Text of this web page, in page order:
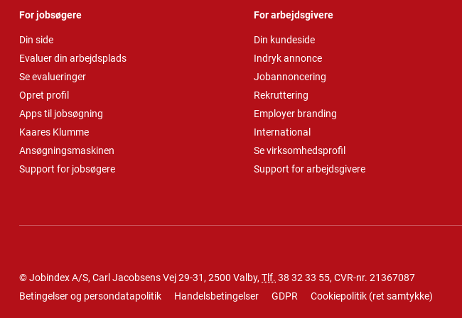
For jobsøgere
Din side
Evaluer din arbejdsplads
Se evalueringer
Opret profil
Apps til jobsøgning
Kaares Klumme
Ansøgningsmaskinen
Support for jobsøgere
For arbejdsgivere
Din kundeside
Indryk annonce
Jobannoncering
Rekruttering
Employer branding
International
Se virksomhedsprofil
Support for arbejdsgivere
© Jobindex A/S, Carl Jacobsens Vej 29-31, 2500 Valby, Tlf. 38 32 33 55, CVR-nr. 21367087
Betingelser og persondatapolitik
Handelsbetingelser GDPR Cookiepolitik (ret samtykke)